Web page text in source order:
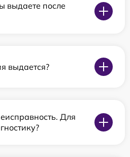
выдаете после
выдается?
Для